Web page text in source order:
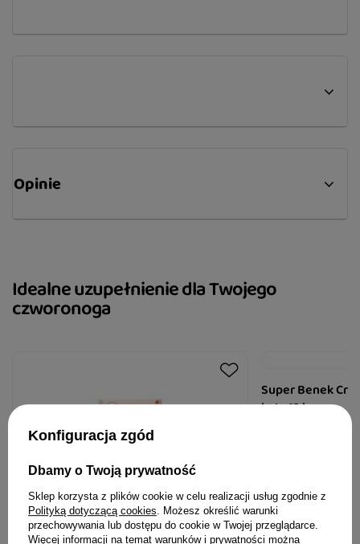
bardzo ekonomiczny.
Opinie
Idealne uzupełnienie dla Twojego
czworonoga
Super Benek
kota 13 kg
Konfiguracja zgód
Dbamy o Twoją prywatność
Sklep korzysta z plików cookie w celu realizacji usług zgodnie z
Polityką dotyczącą cookies . Możesz określić warunki
przechowywania lub dostępu do cookie w Twojej przeglądarce.
Więcej informacji na temat warunków i prywatności można